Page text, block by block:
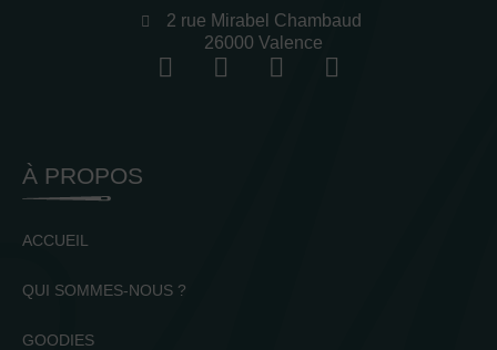
2 rue Mirabel Chambaud
26000 Valence
À PROPOS
ACCUEIL
QUI SOMMES-NOUS ?
GOODIES